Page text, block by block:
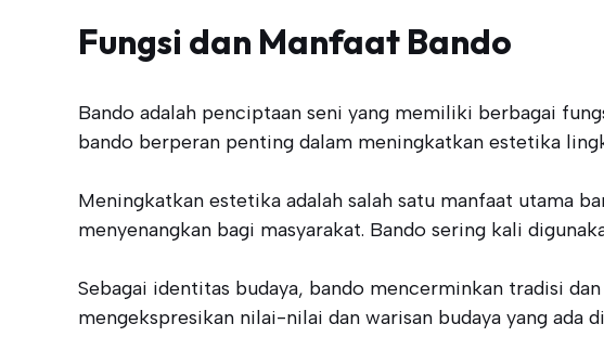
Fungsi dan Manfaat Bando
Bando adalah penciptaan seni yang memiliki berbagai
bando berperan penting dalam meningkatkan estetika
Meningkatkan estetika adalah salah satu manfaat utama
menyenangkan bagi masyarakat. Bando sering kali
Sebagai identitas budaya, bando mencerminkan tradisi
mengekspresikan nilai-nilai dan warisan budaya yang ada